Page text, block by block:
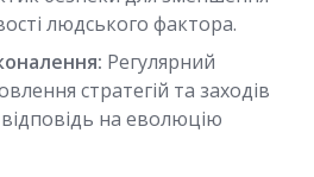
людського фактора.
Регулярний
стратегій та заходів
відповідь на еволюцію